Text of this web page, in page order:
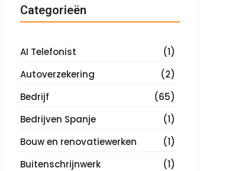
Categorieën
AI Telefonist
(1)
Autoverzekering
(2)
Bedrijf
(65)
Bedrijven Spanje
(1)
Bouw en renovatiewerken
(1)
Buitenschrijnwerk
(1)